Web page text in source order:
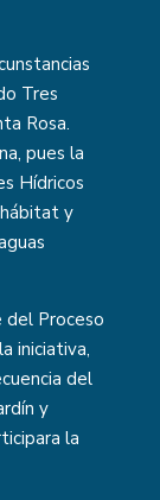
Tres
Rosa.
pues la
Hídricos
y
del Proceso
iniciativa,
del
y
la